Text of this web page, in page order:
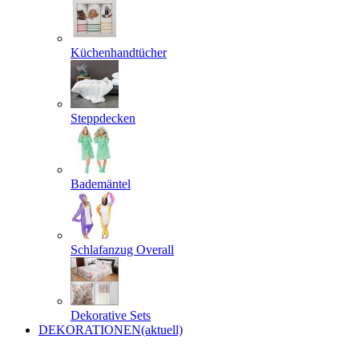
Küchenhandtücher
Steppdecken
Bademäntel
Schlafanzug Overall
Dekorative Sets
DEKORATIONEN(aktuell)